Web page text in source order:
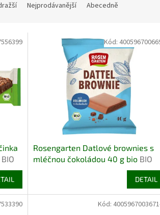
Nejprodávanější Abecedně
BIO
Rosengarten Datlové brownies s
mléčnou čokoládou 40 g bio BIO
DETAIL
Kód:
Kód: